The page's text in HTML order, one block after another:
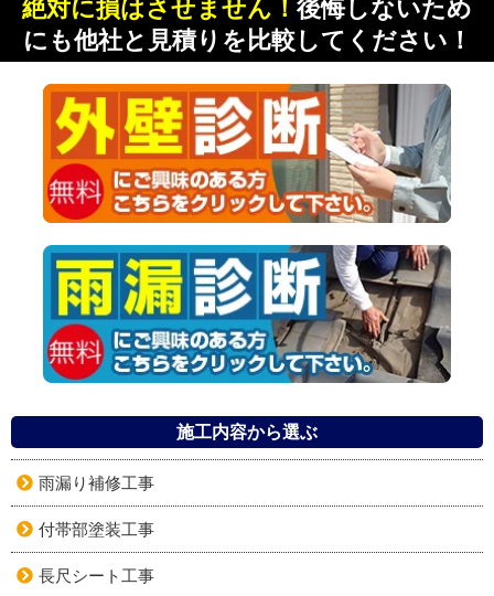
絶対に損はさせません！ 後悔しないため
にも他社と見積りを比較してください！
施工内容から選ぶ
雨漏り補修工事
付帯部塗装工事
長尺シート工事